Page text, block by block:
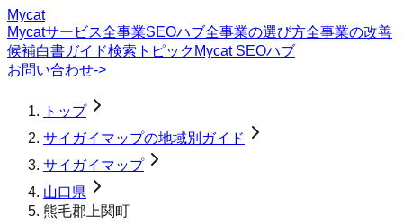
Mycat
Mycatサービス全事業SEOハブ全事業の選び方全事業の改善
候補白書ガイド検索トピック Mycat SEOハブ
お問い合わせ->
トップ
サイガイマップの地域別ガイド
サイガイマップ
山口県
熊毛郡上関町